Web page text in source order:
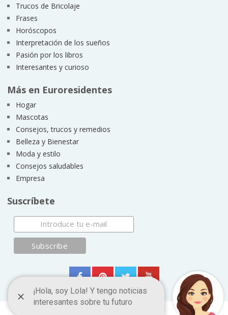
Trucos de Bricolaje
Frases
Horóscopos
Interpretación de los sueños
Pasión por los libros
Interesantes y curioso
Más en Euroresidentes
Hogar
Mascotas
Consejos, trucos y remedios
Belleza y Bienestar
Moda y estilo
Consejos saludables
Empresa
Suscríbete